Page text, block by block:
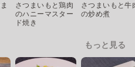
さつまいもと鶏肉
のハニーマスター
ド焼き
さつまいもと牛
の炒め煮
もっと見る